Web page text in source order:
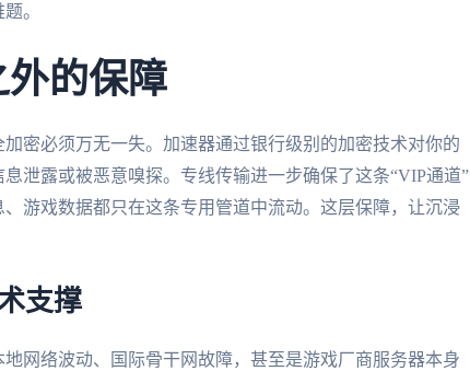
。
的保障
密必须万无一失。加速器通过银行级别的加密技术对你的
泄露或被恶意嗅探。专线传输进一步确保了这条“VIP通道”
游戏数据都只在这条专用管道中流动。这层保障，让沉浸
支撑
网络波动、国际骨干网故障，甚至是游戏厂商服务器本身